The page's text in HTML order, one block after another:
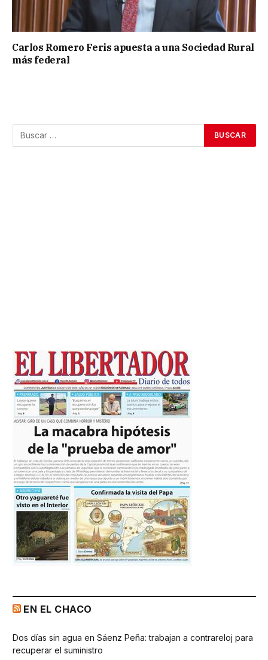
Carlos Romero Feris apuesta a una Sociedad Rural
más federal
EN EL CHACO
Dos días sin agua en Sáenz Peña: trabajan a contrareloj para
recuperar el suministro